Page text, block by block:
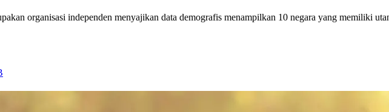
organisasi independen menyajikan data demografis menampilkan 10 negara yang memiliki